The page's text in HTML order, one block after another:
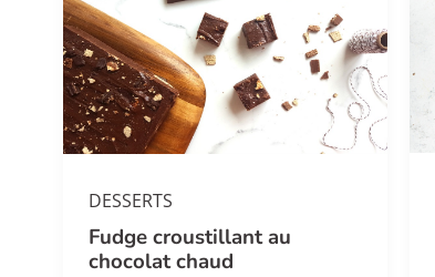
DESSERTS
Fudge croustillant au
chocolat chaud